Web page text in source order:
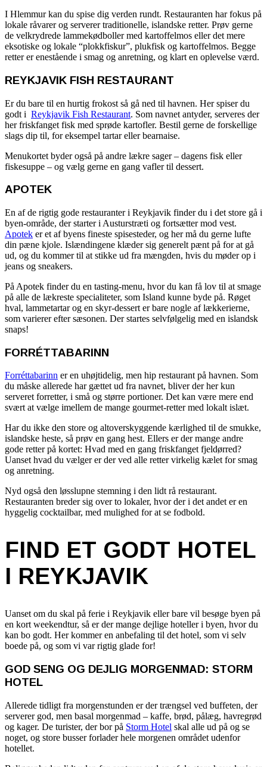
I Hlemmur kan du spise dig verden rundt. Restauranten har fokus på
lokale råvarer og serverer traditionelle, islandske retter. Prøv gerne
de velkrydrede lammekødboller med kartoffelmos eller det mere
eksotiske og lokale “plokkfiskur”, plukfisk og kartoffelmos. Begge
retter er enestående i smag og anretning, og klart en oplevelse værd.
REYKJAVIK FISH RESTAURANT
Er du bare til en hurtig frokost så gå ned til havnen. Her spiser du
godt i Reykjavik Fish Restaurant. Som navnet antyder, serveres der
her friskfanget fisk med sprøde kartofler. Bestil gerne de forskellige
slags dip til, for eksempel tartar eller bearnaise.
Menukortet byder også på andre lækre sager – dagens fisk eller
fiskesuppe – og vælg gerne en gang vafler til dessert.
APOTEK
En af de rigtig gode restauranter i Reykjavik finder du i det store gå i
byen-område, der starter i Austurstræti og fortsætter mod vest.
Apotek er et af byens fineste spisesteder, og her må du gerne lufte
din pæne kjole. Islændingene klæder sig generelt pænt på for at gå
ud, og du kommer til at stikke ud fra mængden, hvis du møder op i
jeans og sneakers.
På Apotek finder du en tasting-menu, hvor du kan få lov til at smage
på alle de lækreste specialiteter, som Island kunne byde på. Røget
hval, lammetartar og en skyr-dessert er bare nogle af lækkerierne,
som varierer efter sæsonen. Der startes selvfølgelig med en islandsk
snaps!
FORRÉTTABARINN
Forréttabarinn er en uhøjtidelig, men hip restaurant på havnen. Som
du måske allerede har gættet ud fra navnet, bliver der her kun
serveret forretter, i små og større portioner. Det kan være mere end
svært at vælge imellem de mange gourmet-retter med lokalt islæt.
Har du ikke den store og altoverskyggende kærlighed til de smukke,
islandske heste, så prøv en gang hest. Ellers er der mange andre
gode retter på kortet: Hvad med en gang friskfanget fjeldørred?
Uanset hvad du vælger er der ved alle retter virkelig kælet for smag
og anretning.
Nyd også den løsslupne stemning i den lidt rå restaurant.
Restauranten breder sig over to lokaler, hvor der i det andet er en
hyggelig cocktailbar, med mulighed for at se fodbold.
FIND ET GODT HOTEL
I REYKJAVIK
Uanset om du skal på ferie i Reykjavik eller bare vil besøge byen på
en kort weekendtur, så er der mange dejlige hoteller i byen, hvor du
kan bo godt. Her kommer en anbefaling til det hotel, som vi selv
boede på, og som vi var rigtig glade for!
GOD SENG OG DEJLIG MORGENMAD: STORM
HOTEL
Allerede tidligt fra morgenstunden er der trængsel ved buffeten, der
serverer god, men basal morgenmad – kaffe, brød, pålæg, havregrød
og kager. De turister, der bor på Storm Hotel skal alle ud på og se
noget, og store busser forlader hele morgenen området udenfor
hotellet.